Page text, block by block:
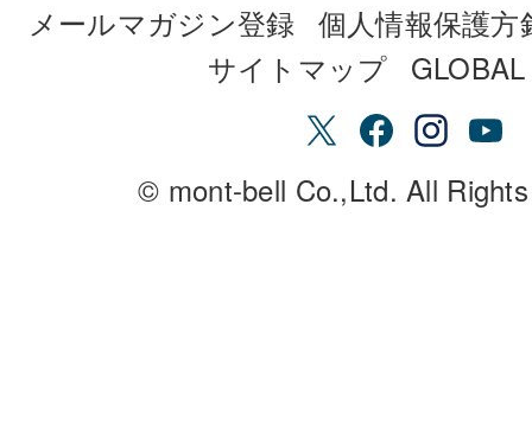
メールマガジン登録 個人情報保護方
サイトマップ
© mont-bell Co.,Ltd. All